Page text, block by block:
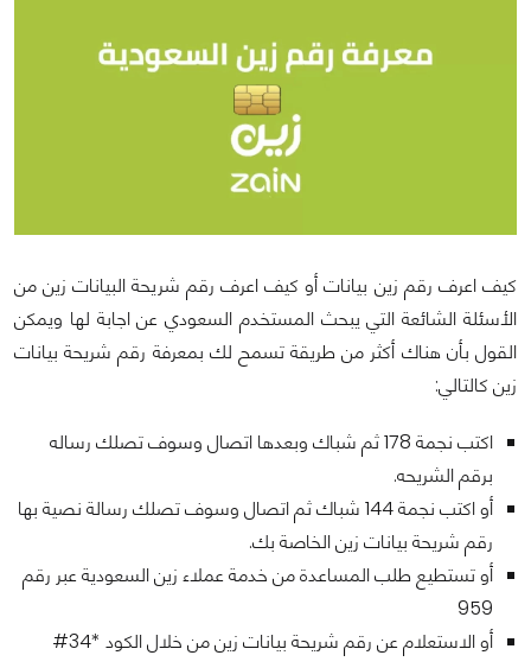
كيف اعرف رقم زين بيانات أو كيف اعرف رقم شريحة البيانات زين من
الأسئلة الشائعة التي يبحث المستخدم السعودي عن اجابة لها ويمكن
القول بأن هناك أكثر من طريقة تسمح لك بمعرفة رقم شريحة بيانات
زين كالتالي:
اكتب نجمة 178 ثم شباك وبعدها اتصال وسوف تصلك رساله
برقم الشريحه.
أو اكتب نجمة 144 شباك ثم اتصال وسوف تصلك رسالة نصية بها
رقم شريحة بيانات زين الخاصة بك.
أو تستطيع طلب المساعدة من خدمة عملاء زين السعودية عبر رقم
959
أو الاستعلام عن رقم شريحة بيانات زين من خلال الكود *34#